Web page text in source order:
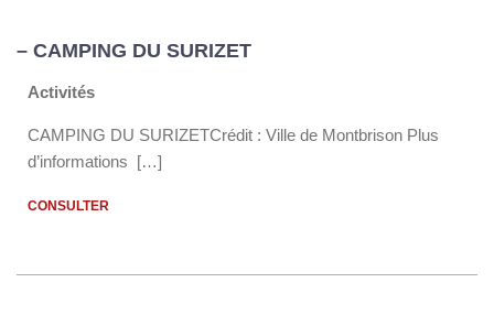
– CAMPING DU SURIZET
Activités
CAMPING DU SURIZETCrédit : Ville de Montbrison Plus
d’informations […]
CONSULTER